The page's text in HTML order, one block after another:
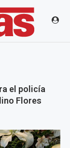
el policía
Flores